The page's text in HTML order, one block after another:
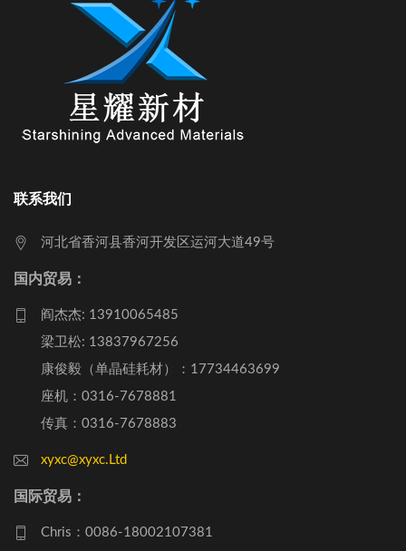
联系我们
河北省香河县香河开发区运河大道49号
国内贸易：
阎杰杰: 13910065485
梁卫松: 13837967256
康俊毅（单晶硅耗材）：17734463699
座机：0316-7678881
传真：0316-7678883
xyxc@xyxc.Ltd
国际贸易：
Chris：0086-18002107381